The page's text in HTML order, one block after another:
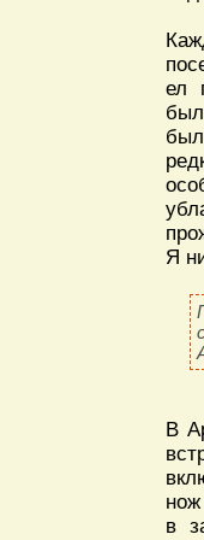
ел
Я
В
в